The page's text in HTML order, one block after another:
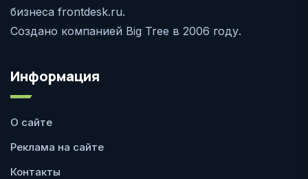
бизнеса frontdesk.ru.
Создано компанией Big Tree в 2006 году.
Информация
О сайте
Реклама на сайте
Контакты